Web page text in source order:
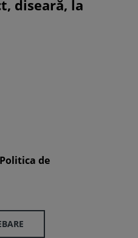
diseară, la
Politica de